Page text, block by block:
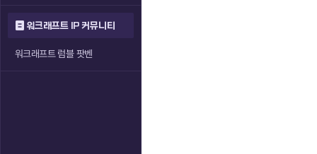
워크래프트 IP 커뮤니티
워크래프트 럼블 팟벤